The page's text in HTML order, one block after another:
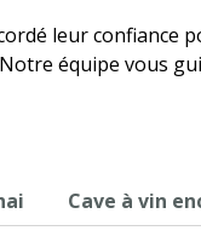
leur confiance
équipe vous
Cave à vin